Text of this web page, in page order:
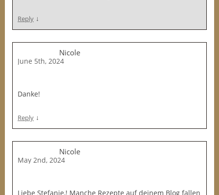
Reply ↓
Nicole
June 5th, 2024
Danke!
Reply ↓
Nicole
May 2nd, 2024
Liebe Stefanie,! Manche Rezepte auf deinem Blog fallen